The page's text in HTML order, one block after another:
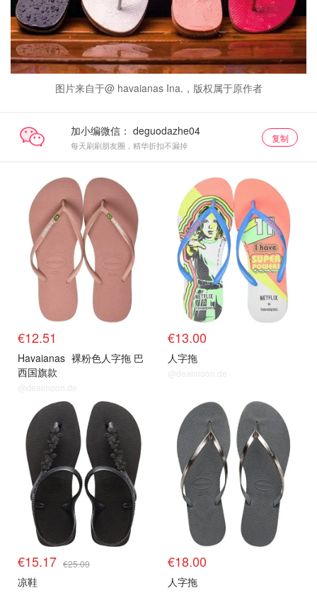
图片来自于@ havaianas Ina.，版权属于原作者
加小编微信：
每天刷刷朋友圈，精华折扣不漏掉
复制
€12.51
Havaianas 裸粉色人字拖 巴
西国旗款
@dealmoon.de
€13.00
人字拖
@dealmoon.de
€15.17 €25.00
凉鞋
€18.00
人字拖